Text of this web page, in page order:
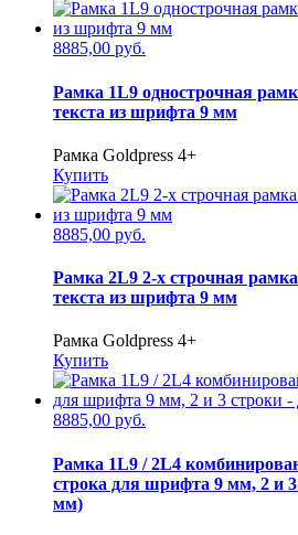
8885,00 руб.
Рамка 1L9 однострочная
текста из шрифта 9 мм
Рамка Goldpress 4+
Купить
8885,00 руб.
Рамка 2L9 2-х строчная
текста из шрифта 9 мм
Рамка Goldpress 4+
Купить
8885,00 руб.
Рамка 1L9 / 2L4
строка для шрифта 9 мм, 2 и
мм)